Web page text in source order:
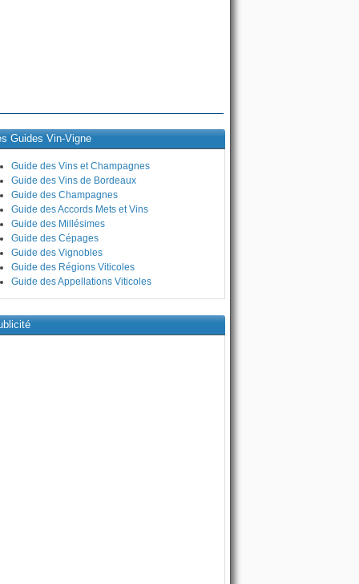
Guides Vin-Vigne
Guide des Vins et Champagnes
Guide des Vins de Bordeaux
Guide des Champagnes
Guide des Accords Mets et Vins
Guide des Millésimes
Guide des Cépages
Guide des Vignobles
Guide des Régions Viticoles
Guide des Appellations Viticoles